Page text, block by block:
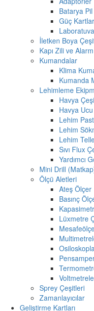
Batarya
Güç
İletken Boya
Kapı Zili ve
Kumandalar
Klima
Kumanda
Lehimleme
Havya
Havya
Lehim
Lehim
Lehim
Sıvı Flux
Yardımcı
Mini Drill
Ölçü Aletleri
Ateş Ölçer
Basınç
Lüxmetre
Sprey Çeşitleri
Zamanlayıcılar
Geliştirme Kartları